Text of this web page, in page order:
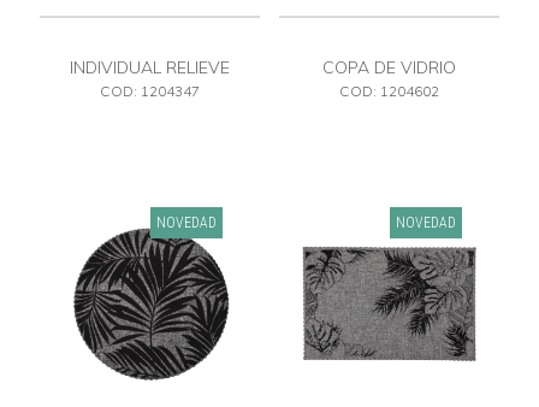
INDIVIDUAL RELIEVE
NEGRO PVC
COD: 1204347
COPA DE VIDRIO
COD: 1204602
NOVEDAD NOVEDAD